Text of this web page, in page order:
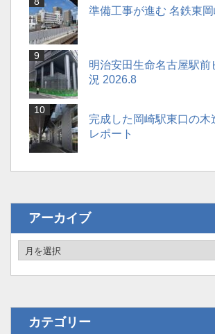
準備工事が進む 名鉄東
明治安田生命名古屋駅前
況 2026.8
完成した岡崎駅東口の木
レポート
アーカイブ
カテゴリー